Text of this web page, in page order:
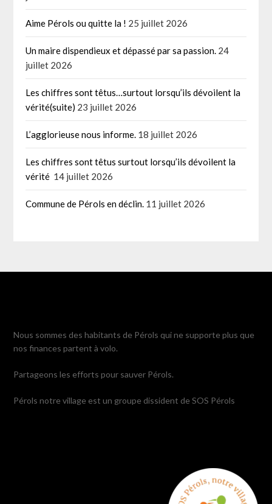
Aime Pérols ou quitte la ! 25 juillet 2026
Un maire dispendieux et dépassé par sa passion. 24
juillet 2026
Les chiffres sont têtus…surtout lorsqu’ils dévoilent la
vérité(suite) 23 juillet 2026
L’agglorieuse nous informe. 18 juillet 2026
Les chiffres sont têtus surtout lorsqu’ils dévoilent la
vérité 14 juillet 2026
Commune de Pérols en déclin. 11 juillet 2026
Nous sommes des habitants de Pérols qui ne supporte plus que
nos finances partent à volo.
Partageons les efforts pour sauver Pérols.
Pérols notre village est un groupe dissident de SOS Pérols